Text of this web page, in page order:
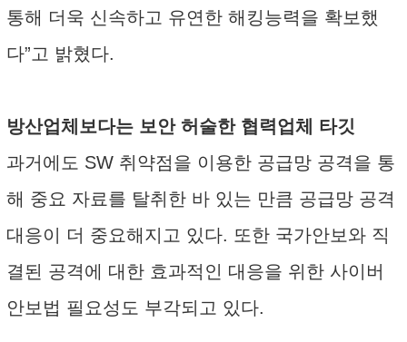
통해 더욱 신속하고 유연한 해킹능력을 확보했
다”고 밝혔다.
방산업체보다는 보안 허술한 협력업체 타깃
과거에도 SW 취약점을 이용한 공급망 공격을 통
해 중요 자료를 탈취한 바 있는 만큼 공급망 공격
대응이 더 중요해지고 있다. 또한 국가안보와 직
결된 공격에 대한 효과적인 대응을 위한 사이버
안보법 필요성도 부각되고 있다.